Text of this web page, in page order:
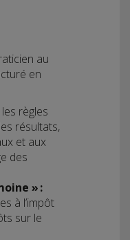
au
en
règles
résultats,
et aux
des
» :
à l’impôt
sur le